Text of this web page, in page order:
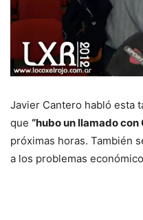
Javier Cantero habló esta
que “hubo un llamado con
próximas horas. También
a los problemas